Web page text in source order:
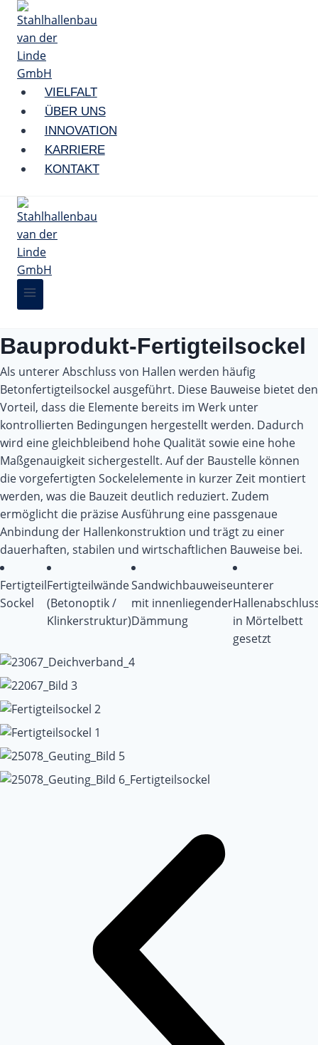
Zum
Inhalt
springen
VIELFALT
ÜBER UNS
INNOVATION
KARRIERE
KONTAKT
Bauprodukt-Fertigteilsockel
Als unterer Abschluss von Hallen werden häufig
Betonfertigteilsockel ausgeführt. Diese Bauweise bietet den
Vorteil, dass die Elemente bereits im Werk unter
kontrollierten Bedingungen hergestellt werden. Dadurch
wird eine gleichbleibend hohe Qualität sowie eine hohe
Maßgenauigkeit sichergestellt. Auf der Baustelle können
die vorgefertigten Sockelelemente in kurzer Zeit montiert
werden, was die Bauzeit deutlich reduziert. Zudem
ermöglicht die präzise Ausführung eine passgenaue
Anbindung der Hallenkonstruktion und trägt zu einer
dauerhaften, stabilen und wirtschaftlichen Bauweise bei.
Fertigteil
Sockel
Fertigteilwände
(Betonoptik /
Klinkerstruktur)
Sandwichbauweise
mit innenliegender
Dämmung
unterer
in Mörtelbett
gesetzt